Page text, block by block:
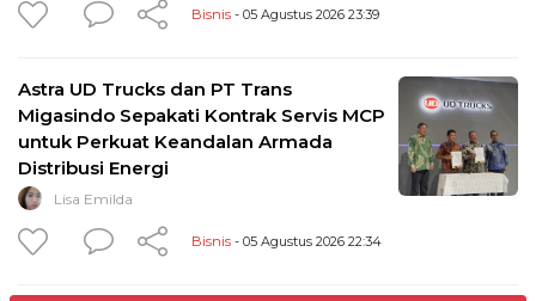
Bisnis - 05 Agustus 2026 23:39
Astra UD Trucks dan PT Trans
Migasindo Sepakati Kontrak Servis MCP
untuk Perkuat Keandalan Armada
Distribusi Energi
Lisa Emilda
Bisnis - 05 Agustus 2026 22:34